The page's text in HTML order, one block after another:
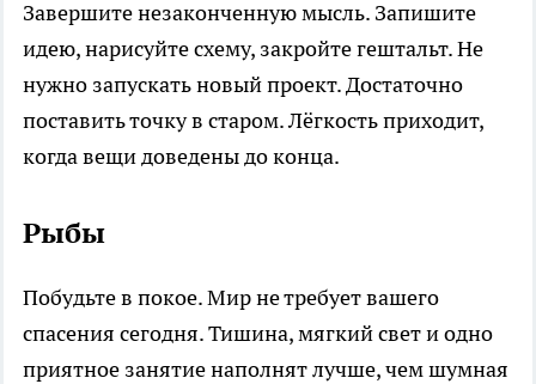
Завершите незаконченную мысль. Запишите
идею, нарисуйте схему, закройте гештальт. Не
нужно запускать новый проект. Достаточно
поставить точку в старом. Лёгкость приходит,
когда вещи доведены до конца.
Рыбы
Побудьте в покое. Мир не требует вашего
спасения сегодня. Тишина, мягкий свет и одно
приятное занятие наполнят лучше, чем шумная